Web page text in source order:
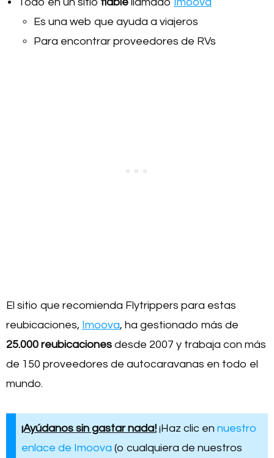
Es una web que ayuda a viajeros
Para encontrar proveedores de RVs
El sitio que recomienda Flytrippers para estas
reubicaciones, Imoova, ha gestionado más de
25.000 reubicaciones desde 2007 y trabaja con más
de 150 proveedores de autocaravanas en todo el
mundo.
¡Ayúdanos sin gastar nada! ¡Haz clic en nuestro
enlace de Imoova (o cualquiera de nuestros